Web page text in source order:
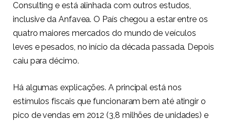
Consulting e está alinhada com outros estudos,
inclusive da Anfavea. O País chegou a estar entre os
quatro maiores mercados do mundo de veículos
leves e pesados, no início da década passada. Depois
caiu para décimo.
Há algumas explicações. A principal está nos
estímulos fiscais que funcionaram bem até atingir o
pico de vendas em 2012 (3,8 milhões de unidades) e